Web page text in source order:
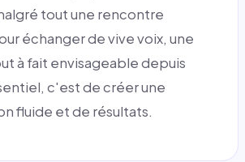
tout une rencontre
échanger de vive voix, une
à fait envisageable depuis
c'est de créer une
fluide et de résultats.